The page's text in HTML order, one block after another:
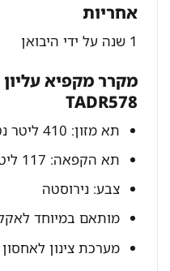
אחריות
TADR578
תא מזון: 410 ליטר נטו
תא הקפאה: 117 ליטר נטו
צבע: נירוסטה
מותאם במיוחד
מערכת צינון לאחסון